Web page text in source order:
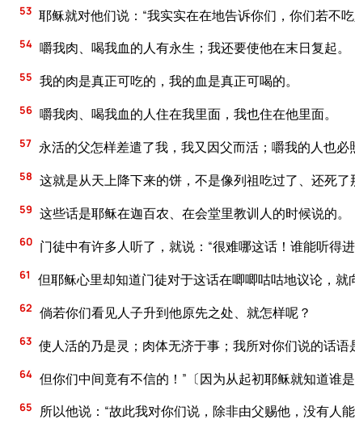
53 耶稣就对他们说：“我实实在在地告诉你们，你们若不
54 嚼我肉、喝我血的人有永生；我还要使他在末日复起。
55 我的肉是真正可吃的，我的血是真正可喝的。
56 嚼我肉、喝我血的人住在我里面，我也住在他里面。
57 永活的父怎样差遣了我，我又因父而活；嚼我的人也必
58 这就是从天上降下来的饼，不是像列祖吃过了、还死
59 这些话是耶稣在迦百农、在会堂里教训人的时候说的。
60 门徒中有许多人听了，就说：“很难哪这话！谁能听得
61 但耶稣心里却知道门徒对于这话在唧唧咕咕地议论，就
62 倘若你们看见人子升到他原先之处、就怎样呢？
63 使人活的乃是灵；肉体无济于事；我所对你们说的话语
64 但你们中间竟有不信的！”〔因为从起初耶稣就知道谁
65 所以他说：“故此我对你们说，除非由父赐他，没有人